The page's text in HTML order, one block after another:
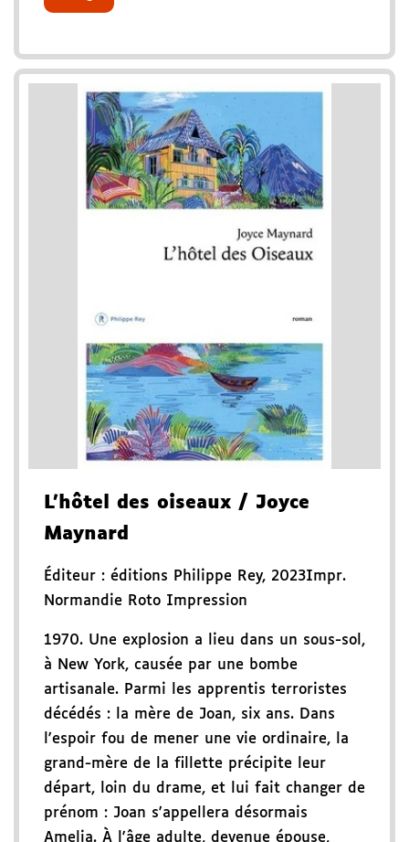
L'hôtel des oiseaux / Joyce
Maynard
Éditeur : éditions Philippe Rey, 2023Impr.
Normandie Roto Impression
1970. Une explosion a lieu dans un sous-sol,
à New York, causée par une bombe
artisanale. Parmi les apprentis terroristes
décédés : la mère de Joan, six ans. Dans
l'espoir fou de mener une vie ordinaire, la
grand-mère de la fillette précipite leur
départ, loin du drame, et lui fait changer de
prénom : Joan s'appellera désormais
Amelia. À l'âge adulte, devenue épouse,